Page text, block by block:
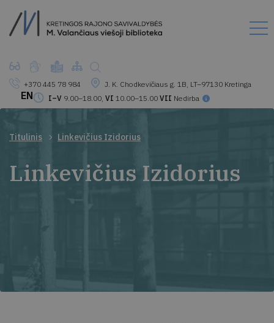
+370 445 78 984
J. K. Chodkevičiaus g. 1B, LT–97130 Kretinga
I–V 9.00–18.00, VI 10.00–15.00 VII Nedirba
EN
Titulinis Linkevičius Izidorius
Linkevičius Izidorius